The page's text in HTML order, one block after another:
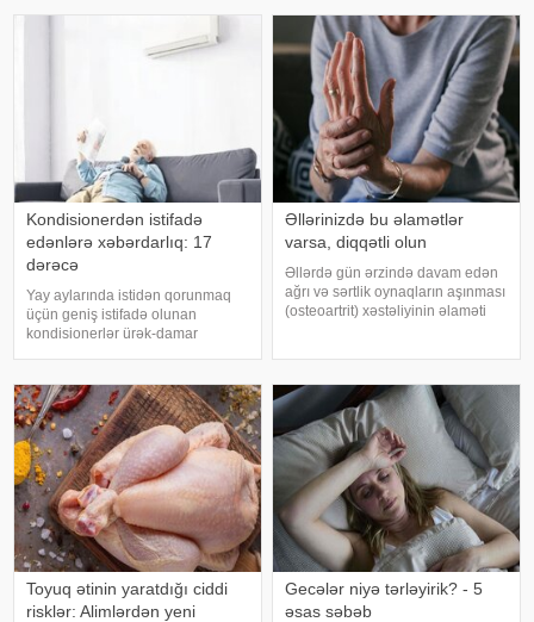
günvurma riski yaratmır. xarici
bərəkətinə, tacir üçün çox quru,
xalq üçün yaxşı bir idarəy
Kondisionerdən istifadə
edənlərə xəbərdarlıq: 17
dərəcə
Yay aylarında istidən qorunmaq
üçün geniş istifadə olunan
kondisionerlər ürək-damar
kardioloqların bildirdiyinə görə,
tərli halda qəfil çox soyuq otağ
Əllərinizdə bu əlamətlər
varsa, diqqətli olun
Əllərdə gün ərzində davam edən
ağrı və sərtlik oynaqların aşınması
(osteoartrit) xəstəliyinin əlaməti
yaranır. xəbər verir ki
Toyuq ətinin yaratdığı ciddi
risklər: Alimlərdən yeni
Gecələr niyə tərləyirik? - 5
əsas səbəb